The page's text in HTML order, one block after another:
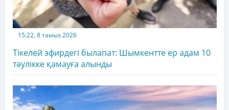
15:22, 8 тамыз 2026
Тікелей эфирдегі былапат: Шымкентте ер адам 10
тәулікке қамауға алынды